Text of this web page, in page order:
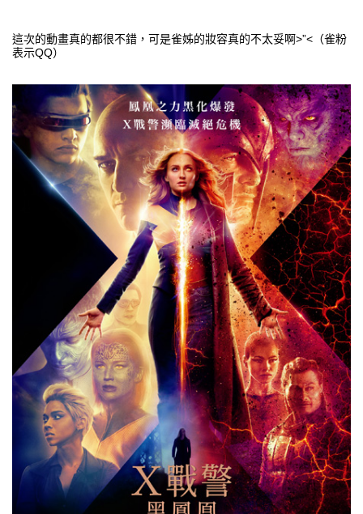
這次的動畫真的都很不錯，可是雀姊的妝容真的不太妥啊>”<（雀粉
表示QQ）